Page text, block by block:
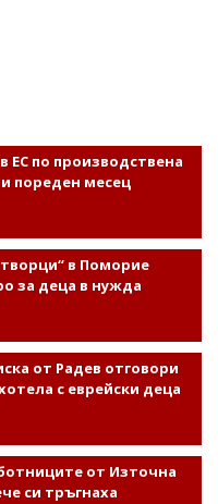
ЕС по производствена
пореден месец
в Поморие
за деца в нужда
от Радев отговори
с еврейски деца
от Източна
си тръгнаха